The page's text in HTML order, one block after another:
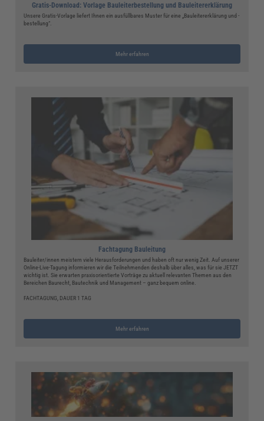
Gratis-Download: Vorlage Bauleiterbestellung und Bauleitererklärung
Unsere Gratis-Vorlage liefert Ihnen ein ausfüllbares Muster für eine „Bauleitererklärung und -
bestellung“.
Mehr erfahren
Fachtagung Bauleitung
Bauleiter/innen meistern viele Herausforderungen und haben oft nur wenig Zeit. Auf unserer
Online-Live-Tagung informieren wir die Teilnehmenden deshalb über alles, was für sie JETZT
wichtig ist. Sie erwarten praxisorientierte Vorträge zu aktuell relevanten Themen aus den
Bereichen Baurecht, Bautechnik und Management – ganz bequem online.
FACHTAGUNG, DAUER 1 TAG
Mehr erfahren